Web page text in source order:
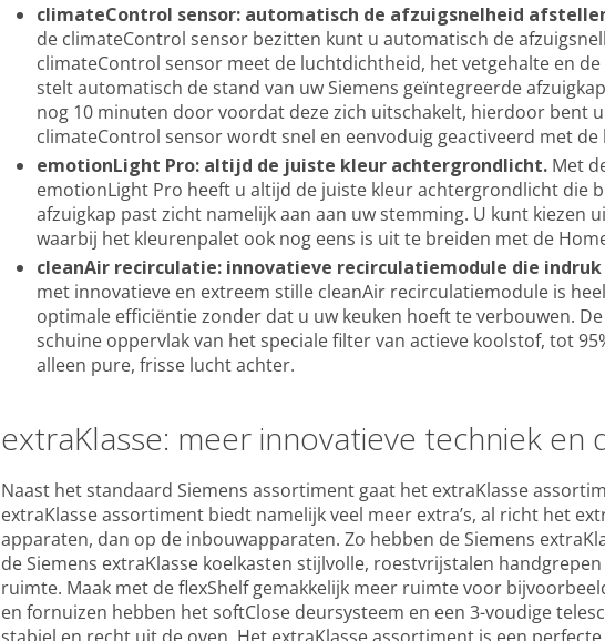
climateControl sensor: automatisch de afzuigsnelheid
de climateControl sensor bezitten kunt u automatisch de
climateControl sensor meet de luchtdichtheid, het vetgehalte en
stelt automatisch de stand van uw Siemens geïntegreerde
nog 10 minuten door voordat deze zich uitschakelt, hierdoor bent
climateControl sensor wordt snel en eenvoduig geactiveerd met
emotionLight Pro: altijd de juiste kleur achtergrondlicht. Met
emotionLight Pro heeft u altijd de juiste kleur achtergrondlicht die
afzuigkap past zicht namelijk aan aan uw stemming. U kunt kiezen
waarbij het kleurenpalet ook nog eens is uit te breiden met de
cleanAir recirculatie: innovatieve recirculatiemodule die
met innovatieve en extreem stille cleanAir recirculatiemodule is
optimale efficiëntie zonder dat u uw keuken hoeft te verbouwen.
schuine oppervlak van het speciale filter van actieve koolstof, tot
alleen pure, frisse lucht achter.
extraKlasse: meer innovatieve techniek en
Naast het standaard Siemens assortiment gaat het extraKlasse
extraKlasse assortiment biedt namelijk veel meer extra’s, al richt het
apparaten, dan op de inbouwapparaten. Zo hebben de Siemens
de Siemens extraKlasse koelkasten stijlvolle, roestvrijstalen
ruimte. Maak met de flexShelf gemakkelijk meer ruimte voor
en fornuizen hebben het softClose deursysteem en een 3-voudige
stabiel en recht uit de oven. Het extraKlasse assortiment is een